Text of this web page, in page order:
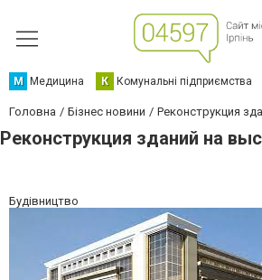
М Медицина К Комунальні підприємства
Головна Бізнес новини Реконструкция
Реконструкция зданий на
Будівництво